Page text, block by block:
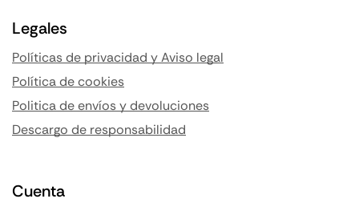
Legales
Políticas de privacidad y Aviso legal
Política de cookies
Politica de envíos y devoluciones
Descargo de responsabilidad
Cuenta